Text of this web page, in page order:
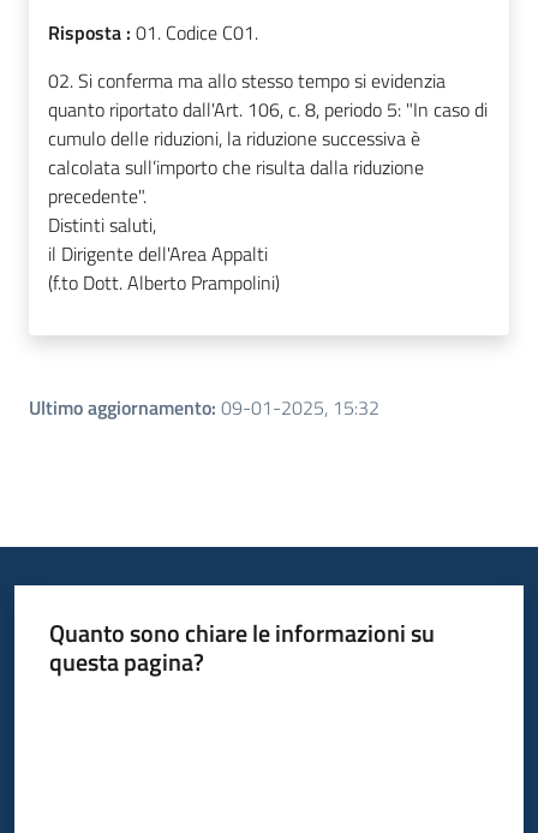
Risposta : 01. Codice C01.
02. Si conferma ma allo stesso tempo si evidenzia
quanto riportato dall'Art. 106, c. 8, periodo 5: "In caso di
cumulo delle riduzioni, la riduzione successiva è
calcolata sull’importo che risulta dalla riduzione
precedente".
Distinti saluti,
il Dirigente dell'Area Appalti
(f.to Dott. Alberto Prampolini)
Ultimo aggiornamento: 09-01-2025, 15:32
Quanto sono chiare le informazioni su
questa pagina?